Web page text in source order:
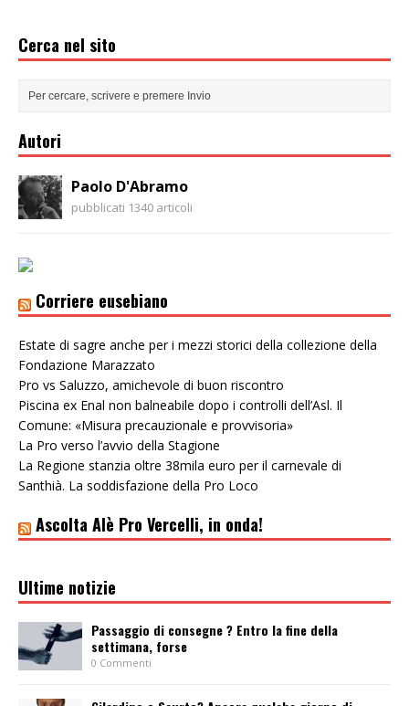
Cerca nel sito
Autori
Paolo D'Abramo
pubblicati 1340 articoli
Corriere eusebiano
Estate di sagre anche per i mezzi storici della collezione della
Fondazione Marazzato
Pro vs Saluzzo, amichevole di buon riscontro
Piscina ex Enal non balneabile dopo i controlli dell’Asl. Il
Comune: «Misura precauzionale e provvisoria»
La Pro verso l’avvio della Stagione
La Regione stanzia oltre 38mila euro per il carnevale di
Santhià. La soddisfazione della Pro Loco
Ascolta Alè Pro Vercelli, in onda!
Ultime notizie
Passaggio di consegne ? Entro la fine della
settimana, forse
0 Commenti